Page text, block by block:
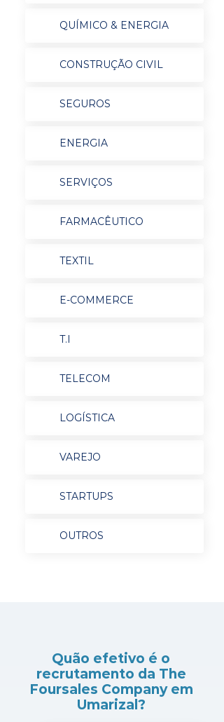
QUÍMICO & ENERGIA
CONSTRUÇÃO CIVIL
SEGUROS
ENERGIA
SERVIÇOS
FARMACÊUTICO
TEXTIL
E-COMMERCE
T.I
TELECOM
LOGÍSTICA
VAREJO
STARTUPS
OUTROS
Quão efetivo é o
recrutamento da The
Foursales Company em
Umarizal?